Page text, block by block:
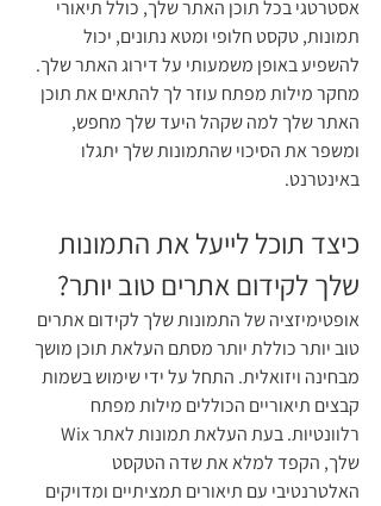
אסטרטגי בכל תוכן האתר שלך, כולל תיאורי
תמונות, טקסט חלופי ומטא נתונים, יכול
להשפיע באופן משמעותי על דירוג האתר שלך.
מחקר מילות מפתח עוזר לך להתאים את תוכן
האתר שלך למה שקהל היעד שלך מחפש,
ומשפר את הסיכוי שהתמונות שלך יתגלו
באינטרנט.
כיצד תוכל לייעל את התמונות
שלך לקידום אתרים טוב יותר?
אופטימיזציה של התמונות שלך לקידום אתרים
טוב יותר כוללת יותר מסתם העלאת תוכן מושך
מבחינה ויזואלית. התחל על ידי שימוש בשמות
קבצים תיאוריים הכוללים מילות מפתח
שלך, הקפד למלא את שדה הטקסט
האלטרנטיבי עם תיאורים תמציתיים ומדויקים